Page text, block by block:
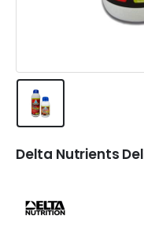
Delta Nutrients